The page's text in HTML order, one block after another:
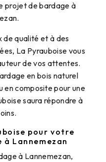
projet de bardage à
de qualité et à des
La Pyrauboise vous
de vos attentes.
en bois naturel
en composite pour une
saura répondre à
pour votre
Lannemezan
à Lannemezan,